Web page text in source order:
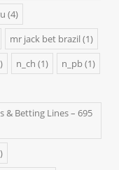
(4)
mr jack bet brazil (1)
n_ch (1) n_pb(1)
& Betting Lines – 695